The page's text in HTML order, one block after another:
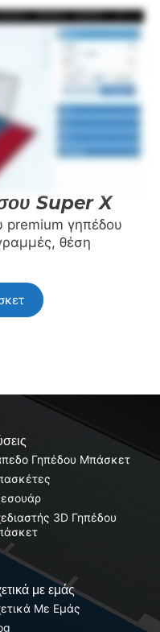
Super X
premium γηπέδου
θέση
Γηπέδου Μπάσκετ
3D Γηπέδου
με εμάς
Με Εμάς